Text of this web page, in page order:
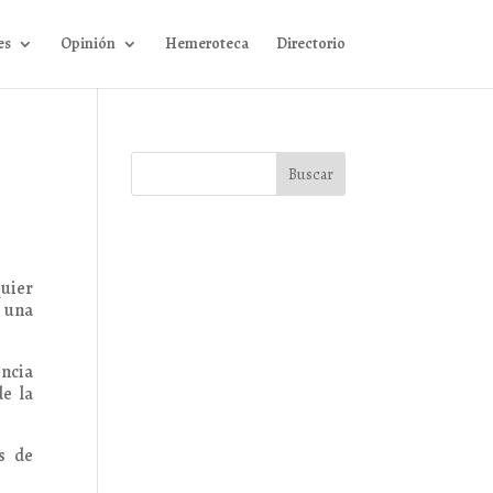
Opinión Hemeroteca Directorio
la
de